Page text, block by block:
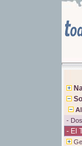
-
- El